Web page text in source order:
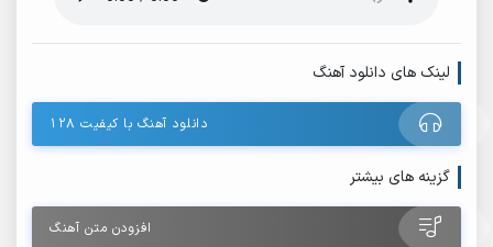
لینک های دانلود آهنگ
دانلود آهنگ با کیفیت ۱۲۸
گزینه های بیشتر
افزودن متن آهنگ